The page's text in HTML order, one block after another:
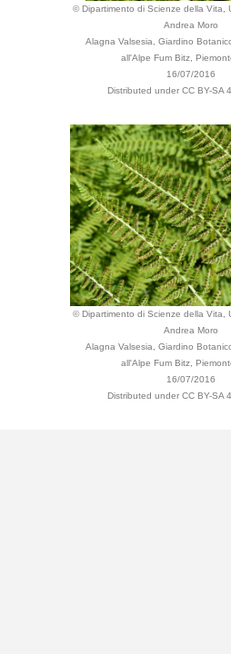
© Dipartimento di Scienze della Vita,
Andrea Moro
Alagna Valsesia, Giardino
all'Alpe Fum Bitz,
16/07/2016
Distributed under CC BY-SA
© Dipartimento di Scienze della Vita,
Andrea Moro
Alagna Valsesia, Giardino
all'Alpe Fum Bitz,
16/07/2016
Distributed under CC BY-SA